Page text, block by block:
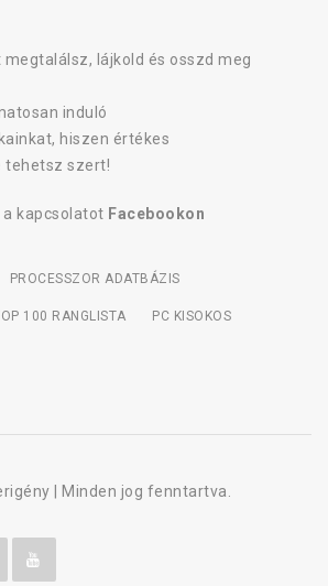
megtalálsz, lájkold és osszd meg
induló
hiszen értékes
tehetsz szert!
kapcsolatot Facebookon
PROCESSZOR ADATBÁZIS
100 RANGLISTA PC KISOKOS
| Minden jog fenntartva.